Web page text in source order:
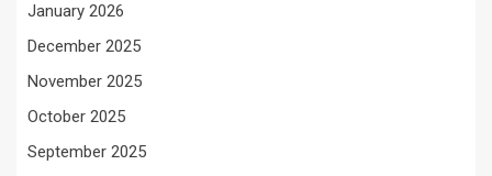
January 2026
December 2025
November 2025
October 2025
September 2025